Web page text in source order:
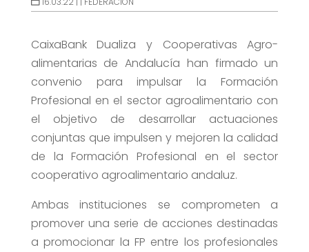
CaixaBank Dualiza y Cooperativas Agro-
alimentarias de Andalucía han firmado un
convenio para impulsar la Formación
Profesional en el sector agroalimentario con
el objetivo de desarrollar actuaciones
conjuntas que impulsen y mejoren la calidad
de la Formación Profesional en el sector
cooperativo agroalimentario andaluz.
Ambas instituciones se comprometen a
promover una serie de acciones destinadas
a promocionar la FP entre los profesionales